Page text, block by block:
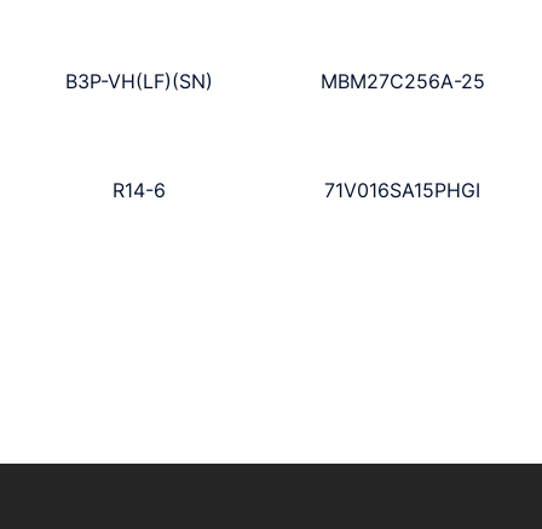
B3P-VH(LF)(SN) MBM27C256A-25
R14-6 71V016SA15PHGI